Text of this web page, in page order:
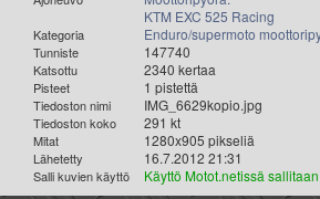
MUUT
VIP-jäsenyys
Paidat ja vaatteet
Suunnittele oma paita
Mainostus
Palaute
Kevytversio
KTM EXC 525 Racing
Kategoria Enduro/supermoto
Tunniste 147740
Katsottu 2340 kertaa
Pisteet 1 pistettä
Tiedoston nimi IMG_6629kopio.jpg
Tiedoston koko 291 kt
Mitat 1280x905 pikseliä
Lähetetty 16.7.2012 21:31
Salli kuvien käyttö Käyttö Motot.netissä sallitaan